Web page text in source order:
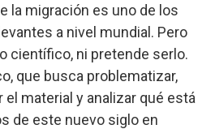
la migración es uno de los
a nivel mundial. Pero
científico, ni pretende serlo.
que busca problematizar,
material y analizar qué está
de este nuevo siglo en